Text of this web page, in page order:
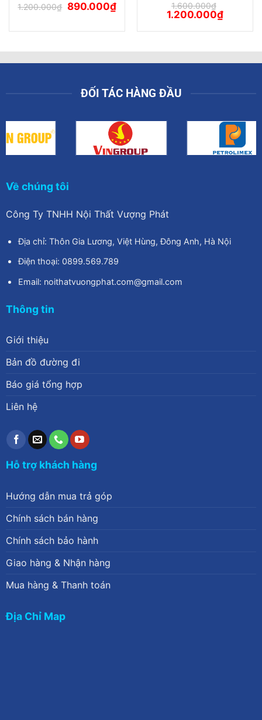
1.200.000₫ Giá
gốc
1.200.000₫.
890.000₫Giá
hiện
là:
1.600.000₫
Giá
gốc
là:
1.200.000₫Giá
tại
ĐỐI TÁC HÀNG ĐẦU
Về chúng tôi
Công Ty TNHH Nội Thất Vượng Phát
Địa chỉ: Thôn Gia Lương, Việt Hùng, Đông Anh, Hà Nội
Điện thoại: 0899.569.789
Email: noithatvuongphat.com@gmail.com
Thông tin
Giới thiệu
Bản đồ đường đi
Báo giá tổng hợp
Liên hệ
Hỗ trợ khách hàng
Hướng dẫn mua trả góp
Chính sách bán hàng
Chính sách bảo hành
Giao hàng & Nhận hàng
Mua hàng & Thanh toán
Địa Chỉ Map